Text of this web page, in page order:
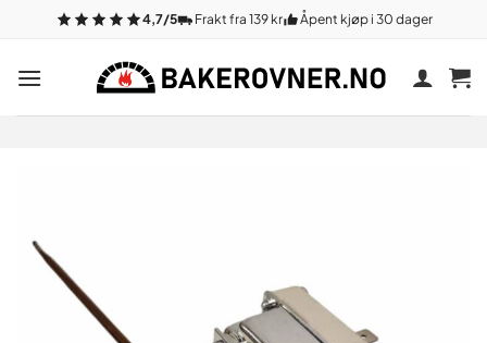
innhold
4,7/5 Frakt fra 139 kr Åpent kjøp i 30 dager